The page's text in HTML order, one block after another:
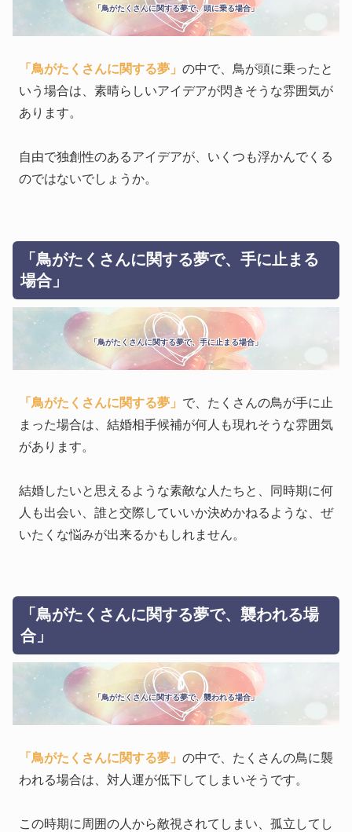
「鳥がたくさんに関する夢で、頭に乗る場合」
「鳥がたくさんに関する夢」 の中で、鳥が頭に乗ったと
いう場合は、素晴らしいアイデアが閃きそうな雰囲気が
あります。
自由で独創性のあるアイデアが、いくつも浮かんでくる
のではないでしょうか。
「鳥がたくさんに関する夢で、手に止まる
場合」
「鳥がたくさんに関する夢で、手に止まる場合」
「鳥がたくさんに関する夢」 で、たくさんの鳥が手に止
まった場合は、結婚相手候補が何人も現れそうな雰囲気
があります。
結婚したいと思えるような素敵な人たちと、同時期に何
人も出会い、誰と交際していいか決めかねるような、ぜ
いたくな悩みが出来るかもしれません。
「鳥がたくさんに関する夢で、襲われる場
合」
「鳥がたくさんに関する夢で、襲われる場合」
「鳥がたくさんに関する夢」 の中で、たくさんの鳥に襲
われる場合は、対人運が低下してしまいそうです。
この時期に周囲の人から敵視されてしまい、孤立してし